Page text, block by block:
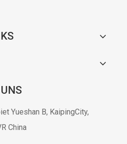
Yueshan B, KaipingCity,
China